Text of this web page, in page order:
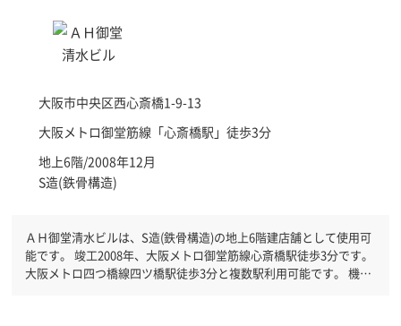
大阪市中央区西心斎橋1-9-13
大阪メトロ御堂筋線「心斎橋駅 」徒歩3分
地上6階/2008年12月
S造(鉄骨構造)
ＡＨ御堂清水ビルは、S造(鉄骨構造)の地上6階建店舗として使用可
能です。 竣工2008年、大阪メトロ御堂筋線心斎橋駅徒歩3分です。
大阪メトロ四つ橋線四ツ橋駅徒歩3分と複数駅利用可能です。 機械